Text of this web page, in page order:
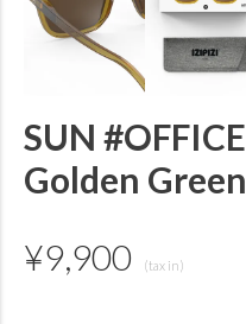
SUN #OFFICE
Golden Green
¥9,900